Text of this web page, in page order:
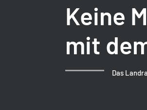
Keine
mit
Das